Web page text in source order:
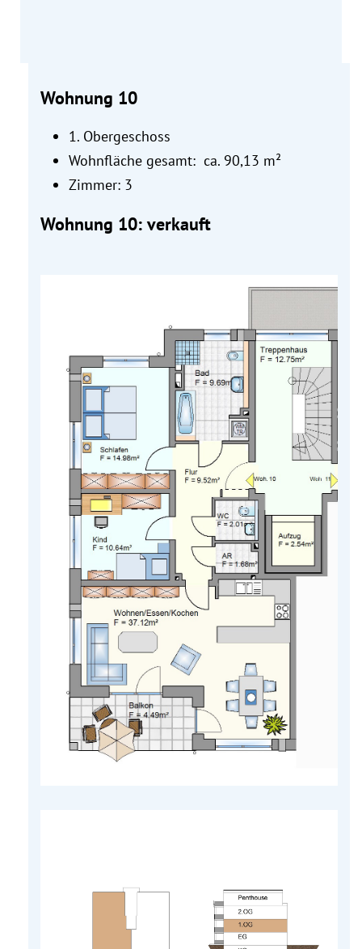
Wohnung 10
1. Obergeschoss
Wohnfläche gesamt: ca. 90,13 m²
Zimmer: 3
Wohnung 10: verkauft